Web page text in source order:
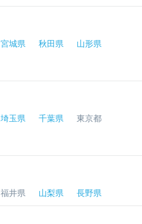
宮城県 秋田県 山形県
埼玉県 千葉県 東京都
福井県 山梨県 長野県